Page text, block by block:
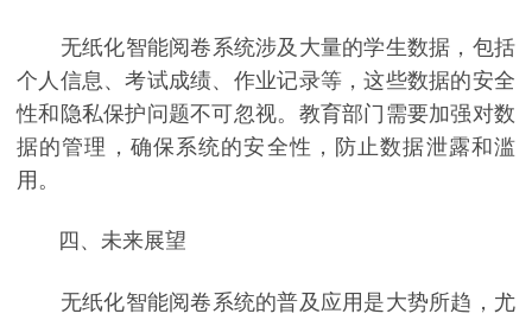
无纸化智能阅卷系统涉及大量的学生数据，包括
个人信息、考试成绩、作业记录等，这些数据的安全
性和隐私保护问题不可忽视。教育部门需要加强对数
据的管理，确保系统的安全性，防止数据泄露和滥
用。
四、未来展望
无纸化智能阅卷系统的普及应用是大势所趋，尤